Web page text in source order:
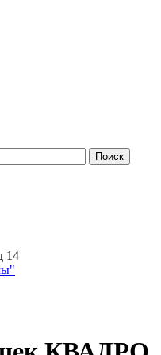
14